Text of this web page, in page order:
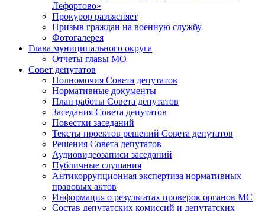
Лефортово»
Прокурор разъясняет
Призыв граждан на военную службу
Фотогалерея
Глава муниципального округа
Отчеты главы МО
Совет депутатов
Полномочия Совета депутатов
Нормативные документы
План работы Совета депутатов
Заседания Cовета депутатов
Повестки заседаний
Тексты проектов решений Совета депутатов
Решения Совета депутатов
Аудиовидеозаписи заседаний
Публичные слушания
Антикоррупционная экспертиза нормативных
правовых актов
Информация о результатах проверок органов МС
Состав депутатских комиссий и депутатских